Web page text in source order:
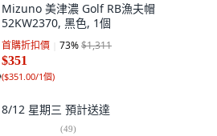
Mizuno 美津濃 Golf RB漁夫帽
52KW2370, 黑色, 1個
首購折扣價 73%$1,311
$351
($351.00/1個)
8/12 星期三 預計送達
(49)